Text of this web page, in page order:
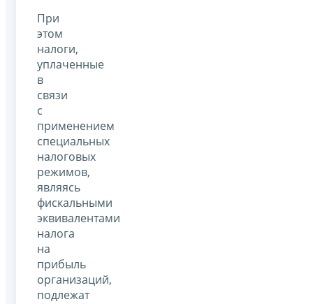
При
этом
налоги,
уплаченные
в
связи
с
применением
специальных
налоговых
режимов,
являясь
фискальными
эквивалентами
налога
на
прибыль
организаций,
подлежат